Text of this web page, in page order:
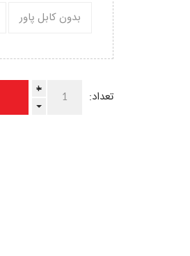
بدون کابل پاور
تعداد:
+
-